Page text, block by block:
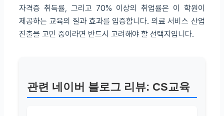
자격증 취득률, 그리고 70% 이상의 취업률은 이 학원이
제공하는 교육의 질과 효과를 입증합니다. 의료 서비스 산업
진출을 고민 중이라면 반드시 고려해야 할 선택지입니다.
관련 네이버 블로그 리뷰: CS교육